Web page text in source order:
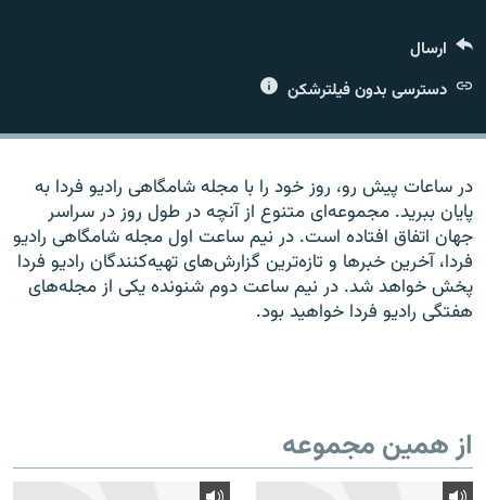
زبان‌های دیگر
ارسال
دسترسی بدون فیلترشکن
در ساعات پیش رو، روز خود را با مجله شامگاهی رادیو فردا به
پایان ببرید. مجموعه‌ای متنوع از آنچه در طول روز در سراسر
جهان اتفاق افتاده است. در نیم ساعت اول مجله شامگاهی رادیو
فردا، آخرین خبرها و تازه‌ترین گزارش‌های تهیه‌کنندگان رادیو فردا
پخش خواهد شد. در نیم ساعت دوم شنونده یکی از مجله‌های
هفتگی رادیو فردا خواهید بود.
از همین مجموعه